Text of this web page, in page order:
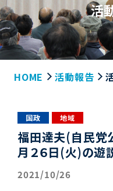
活
HOME 活動報告
国政 地域
福田達夫(自民党
月２６日(火)の遊
2021/10/26